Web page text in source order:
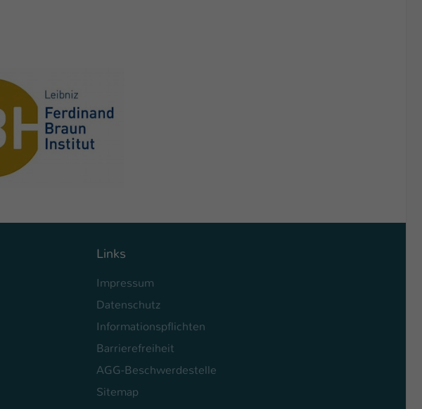
Links
Impressum
Datenschutz
Informationspflichten
Barrierefreiheit
AGG-Beschwerdestelle
Sitemap
mit, ob ein
angemeldet ist und